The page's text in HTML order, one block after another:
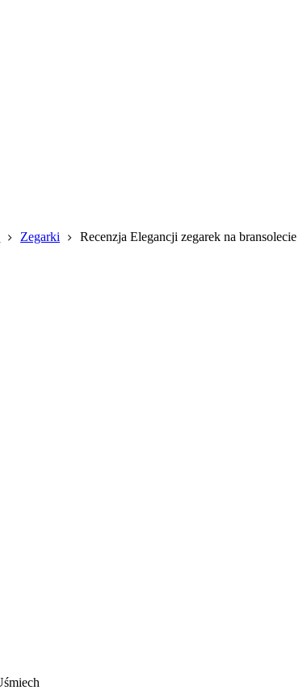
Zegarki Recenzja Elegancji zegarek na bransolecie